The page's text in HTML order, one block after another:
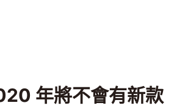
推出 還在考慮入手 Switch 的人可以直接買啦
年將不會有新款